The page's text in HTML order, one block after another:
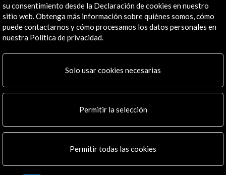
ALERTAS
Contacta
info@accioncultural.es
28003 Madrid, España
Canales de contacto
su consentimiento desde la Declaración de cookies en nuestro
sitio web. Obtenga más información sobre quiénes somos, cómo
puede contactarnos y cómo procesamos los datos personales en
nuestra Política de privacidad.
Solo usar cookies necesarias
Permitir la selección
Permitir todas las cookies